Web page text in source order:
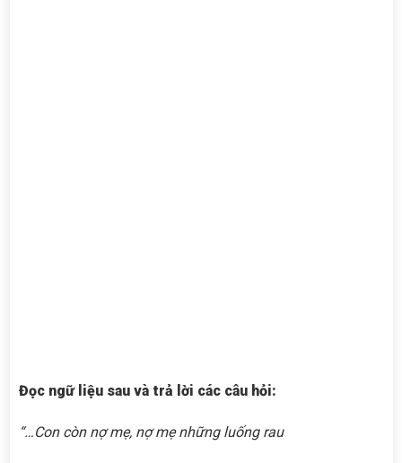
Đọc ngữ liệu sau và trả lời các câu hỏi:
“…Con còn nợ mẹ, nợ mẹ những luống rau